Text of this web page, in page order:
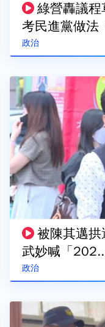
政治
綠營轟議
考民進黨做法
政治
被陳其邁
武妙喊「